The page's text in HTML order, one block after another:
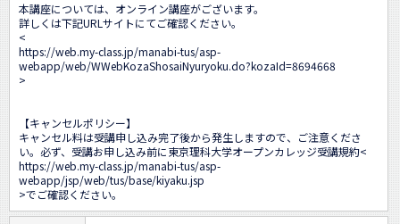
本講座については、オンライン講座がございます。
詳しくは下記URLサイトにてご確認ください。
<
https://web.my-class.jp/manabi-tus/asp-
webapp/web/WWebKozaShosaiNyuryoku.do?kozaId=8694668
>
【キャンセルポリシー】
キャンセル料は受講申し込み完了後から発生しますので、ご注意くださ
い。必ず、受講お申し込み前に東京理科大学オープンカレッジ受講規約<
https://web.my-class.jp/manabi-tus/asp-
webapp/jsp/web/tus/base/kiyaku.jsp
>でご確認ください。